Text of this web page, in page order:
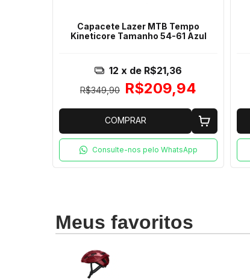
Capacete Lazer MTB Tempo
Kineticore Tamanho 54-61 Azul
R$349,90 R$209,94
12 x de R$21,36
COMPRAR
Consulte-nos pelo WhatsApp